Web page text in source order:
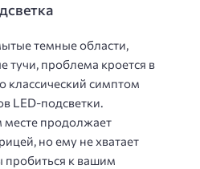
темные области,
тучи, проблема кроется в
классический симптом
LED-подсветки.
месте продолжает
но ему не хватает
пробиться к вашим